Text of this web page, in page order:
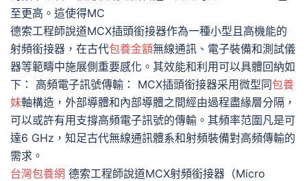
至更高。這使得MC
德索工程師說道MCX插頭銜接器作為一種小型且高機能的
射頻銜接器，在古代包養金額無線通訊、電子裝備和測試儀
器等範疇中施展側重要感化。其效能和利用可以具體回納如
下： 高頻電子訊號傳輸： MCX插頭銜接器采用微型同包養
妹軸構造，外部導體和內部導體之間經由過程盡緣層分隔，
可以或許有用支撐高頻電子訊號的傳輸。其頻率范圍凡是可
達6 GHz，知足古代無線通訊體系和射頻裝備對高頻傳輸的
需求。
台灣包養網 德索工程師說道MCX射頻銜接器（Micro